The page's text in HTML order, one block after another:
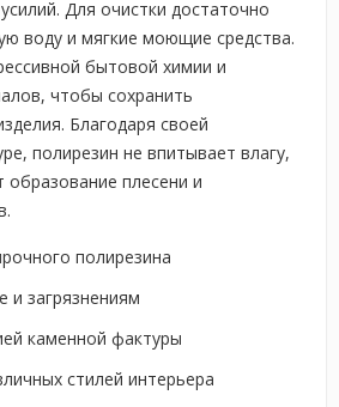
Для очистки достаточно
воду и мягкие моющие средства.
бытовой химии и
чтобы сохранить
Благодаря своей
полирезин не впитывает влагу,
плесени и
полирезина
и загрязнениям
каменной фактуры
стилей интерьера